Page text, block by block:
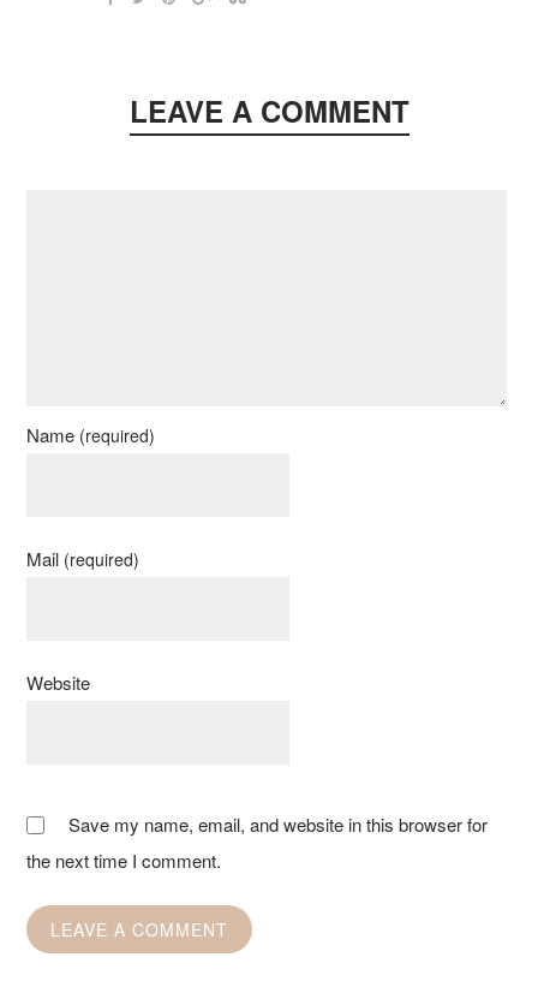
LEAVE A COMMENT
Name (required)
Mail (required)
Website
Save my name, email, and website in this browser for
the next time I comment.